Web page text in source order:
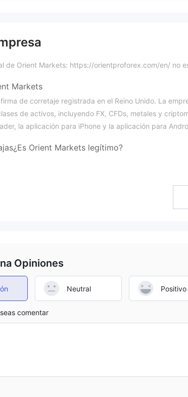
de Orient Markets: https://orientproforex.com/en/ no
Markets
de corretaje registrada en el Reino Unido. La
de activos, incluyendo FX, CFDs, metales y
la aplicación para iPhone y la aplicación para
¿Es Orient Markets legítimo?
de productos, incluyendo Forex, CFD de índices,
diferentes cuentas y elijan la que más les convenga.
y comisiones, no hay información detallada disponible
plataformas de trading para sus clientes,
métodos de depósito y retiro no se divulga en el sitio
Opiniones
Neutral Positivo
comentar